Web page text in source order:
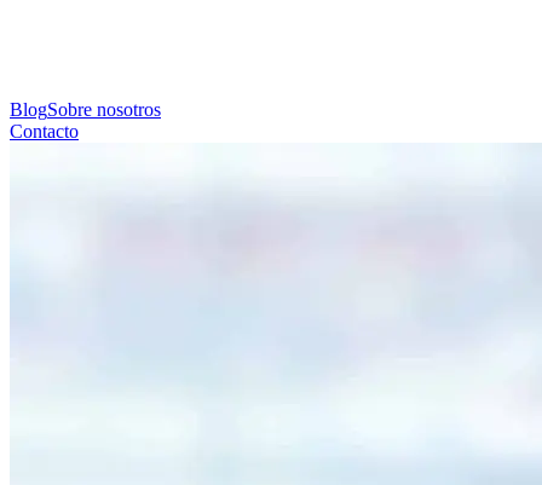
BlogSobre nosotros
Contacto